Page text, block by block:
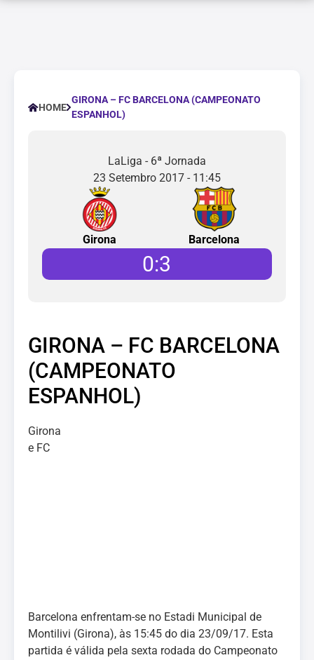
HOME
GIRONA – FC BARCELONA (CAMPEONATO
ESPANHOL)
LaLiga - 6ª Jornada
23 Setembro 2017 - 11:45
Girona Barcelona
0:3
GIRONA – FC BARCELONA
(CAMPEONATO
ESPANHOL)
Girona
e FC
Barcelona enfrentam-se no Estadi Municipal de
Montilivi (Girona), às 15:45 do dia 23/09/17. Esta
partida é válida pela sexta rodada do Campeonato